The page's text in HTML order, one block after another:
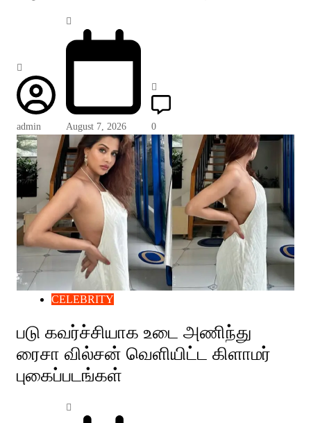
admin August 7, 2026 0
CELEBRITY
படு கவர்ச்சியாக உடை அணிந்து
ரைசா வில்சன் வெளியிட்ட கிளாமர்
புகைப்படங்கள்